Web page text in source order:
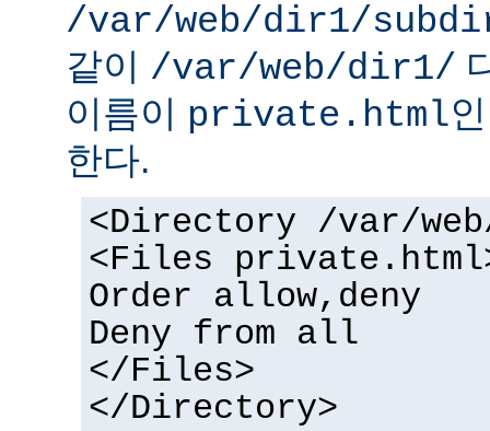
/var/web/dir1/
같이 /var/web/dir1/
이름이 private.html
한다.
<Directory /var/
<Files
Order allow,deny
Deny from all
</Files>
</Directory>